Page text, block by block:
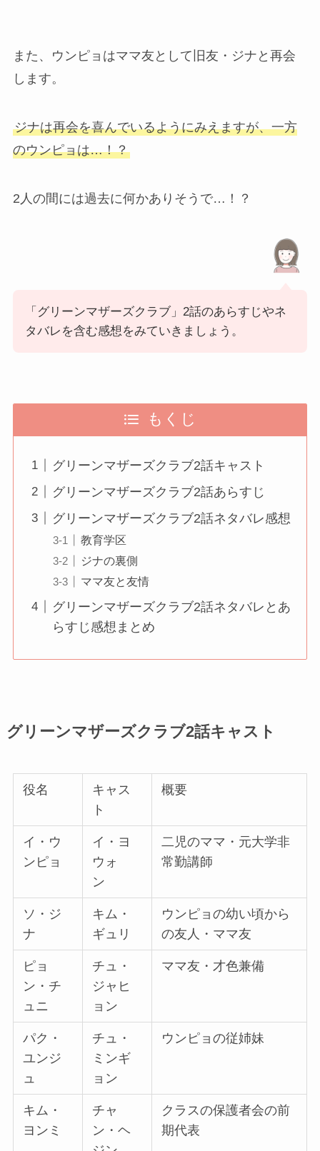
また、ウンピョはママ友として旧友・ジナと再会
します。
ジナは再会を喜んでいるようにみえますが、一方
のウンピョは…！？
2人の間には過去に何かありそうで…！？
「グリーンマザーズクラブ」2話のあらすじやネ
タバレを含む感想をみていきましょう。
もくじ
グリーンマザーズクラブ2話キャスト
グリーンマザーズクラブ2話あらすじ
グリーンマザーズクラブ2話ネタバレ感想
教育学区
ジナの裏側
ママ友と友情
グリーンマザーズクラブ2話ネタバレとあ
らすじ感想まとめ
グリーンマザーズクラブ2話キャスト
役名
キャス
ト
概要
イ・ウ
ンピョ
イ・ヨ
ウォ
ン
二児のママ・元大学非
常勤講師
ソ・ジ
ナ
キム・
ギュリ
ウンピョの幼い頃から
の友人・ママ友
ピョ
ン・チ
ュニ
チュ・
ジャヒ
ョン
ママ友・才色兼備
パク・
ユンジ
ュ
チュ・
ミンギ
ョン
ウンピョの従姉妹
キム・
ヨンミ
チャ
ン・ヘ
クラスの保護者会の前
期代表